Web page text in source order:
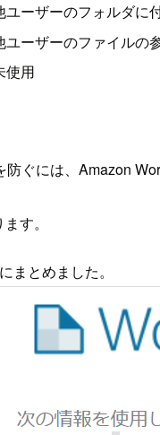
ーザーのフォルダに
ーザーのファイルの
使用
ぐには、Amazon
す。
とめました。